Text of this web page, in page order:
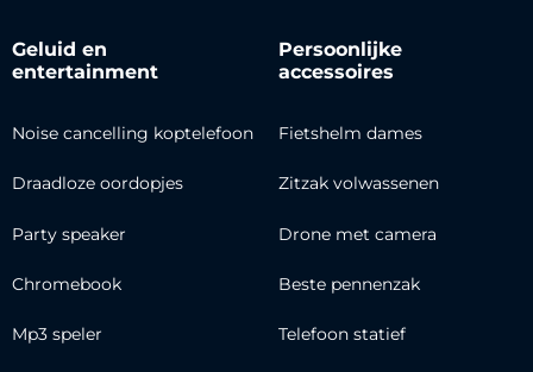
Geluid en
entertainment
Noise cancelling koptelefoon
Draadloze oordopjes
Party speaker
Chromebook
Mp3 speler
Persoonlijke
accessoires
Fietshelm dames
Zitzak volwassenen
Drone met camera
Beste pennenzak
Telefoon statief